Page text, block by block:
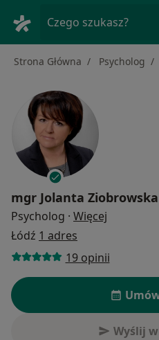
Czego szukasz?
Strona Główna Psycholog
mgr Jolanta Ziobrowska
Psycholog · Więcej
Łódź 1 adres
19 opinii
Wyślij